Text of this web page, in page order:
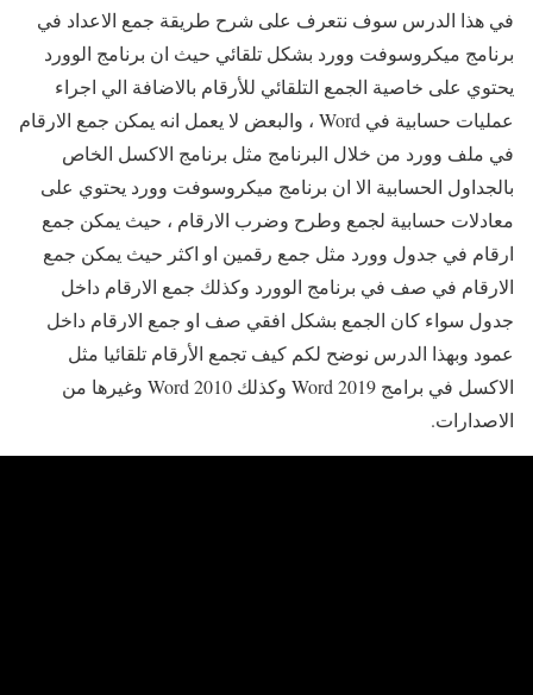
في هذا الدرس سوف نتعرف على شرح طريقة جمع الاعداد في
برنامج ميكروسوفت وورد بشكل تلقائي حيث ان برنامج الوورد
يحتوي على خاصية الجمع التلقائي للأرقام بالاضافة الي اجراء
عمليات حسابية في Word ، والبعض لا يعمل انه يمكن جمع الارقام
في ملف وورد من خلال البرنامج مثل برنامج الاكسل الخاص
بالجداول الحسابية الا ان برنامج ميكروسوفت وورد يحتوي على
معادلات حسابية لجمع وطرح وضرب الارقام ، حيث يمكن جمع
ارقام في جدول وورد مثل جمع رقمين او اكثر حيث يمكن جمع
الارقام في صف في برنامج الوورد وكذلك جمع الارقام داخل
جدول سواء كان الجمع بشكل افقي صف او جمع الارقام داخل
عمود وبهذا الدرس نوضح لكم كيف تجمع الأرقام تلقائيا مثل
الاكسل في برامج Word 2019 وكذلك Word 2010 وغيرها من
الاصدارات.